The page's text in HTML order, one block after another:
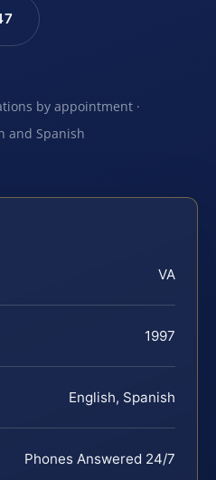
by appointment ·
and Spanish
VA
1997
English, Spanish
Phones Answered 24/7